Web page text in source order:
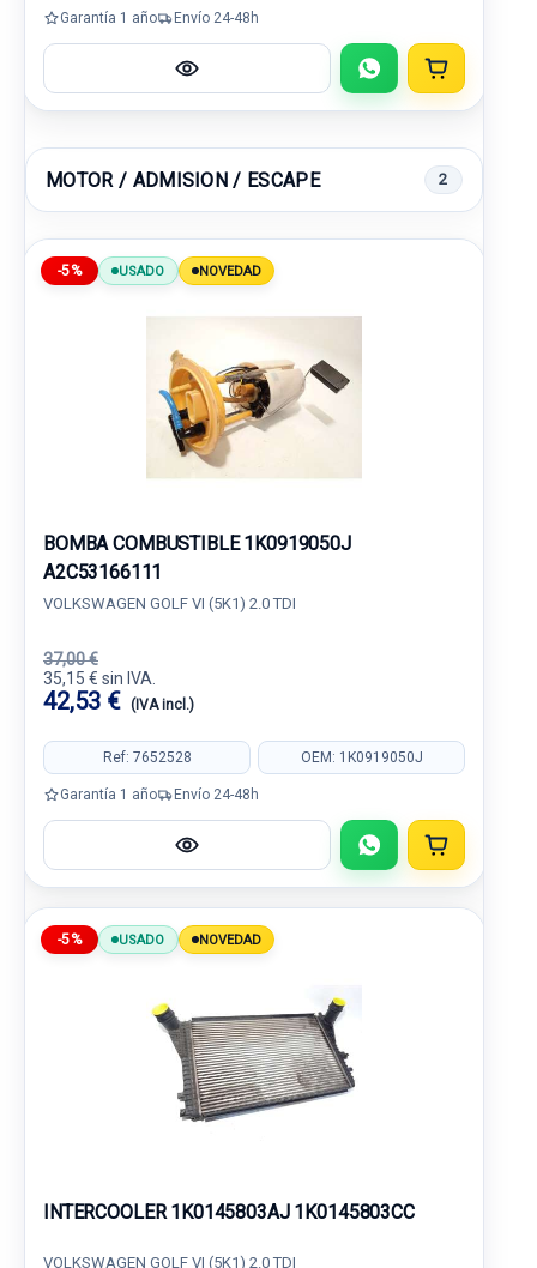
Garantía 1 año Envío 24-48h
MOTOR / ADMISION / ESCAPE 2
-5% USADO NOVEDAD
BOMBA COMBUSTIBLE 1K0919050J
A2C53166111
VOLKSWAGEN GOLF VI (5K1) 2.0 TDI
37,00 €
35,15 € sin IVA.
42,53 € (IVA incl.)
Ref: 7652528 OEM: 1K0919050J
Garantía 1 año Envío 24-48h
-5% USADO NOVEDAD
INTERCOOLER 1K0145803AJ 1K0145803CC
VOLKSWAGEN GOLF VI (5K1) 2.0 TDI